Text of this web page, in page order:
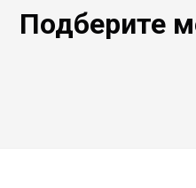
Подберите